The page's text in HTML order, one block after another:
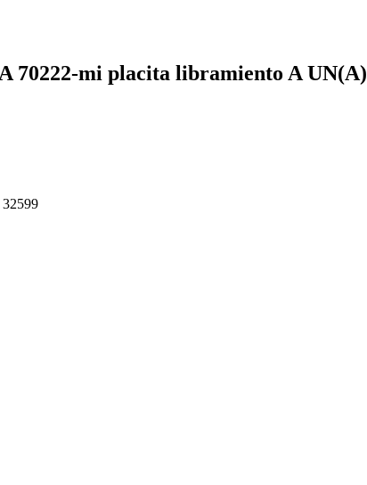
70222-mi placita libramiento A UN(A)